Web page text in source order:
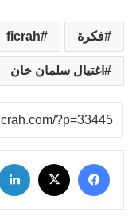
فكرة ficrah
اغتيال سلمان خان
فيسبوك